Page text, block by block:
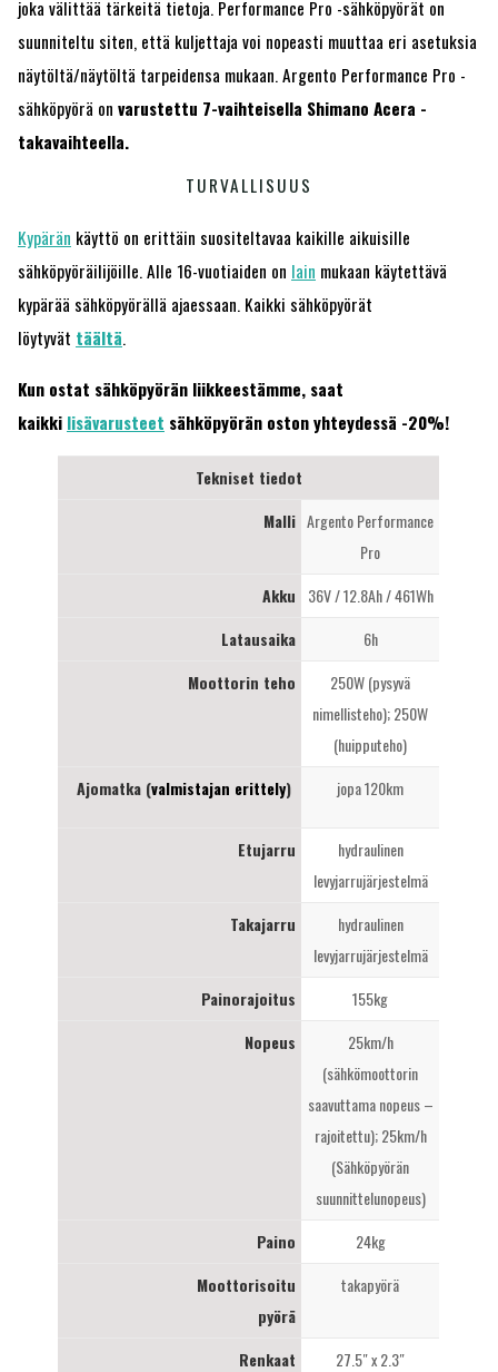
joka välittää tärkeitä tietoja. Performance Pro -sähköpyörät on
suunniteltu siten, että kuljettaja voi nopeasti muuttaa eri asetuksia
näytöltä/näytöltä tarpeidensa mukaan. Argento Performance Pro -
sähköpyörä onvarustettu 7-vaihteisella Shimano Acera -
takavaihteella.
TURVALLISUUS
Kypärän käyttö on erittäin suositeltavaa kaikille aikuisille
sähköpyöräilijöille. Alle 16-vuotiaiden on lain mukaan käytettävä
kypärää sähköpyörällä ajaessaan. Kaikki sähköpyörät
löytyvät täältä.
Kun ostat sähköpyörän liikkeestämme, saat
kaikki lisävarusteet sähköpyörän oston yhteydessä -20%!
Tekniset tiedot
Malli Argento Performance
Pro
Akku
36V / 12.8Ah / 461Wh
Latausaika
6h
Moottorin teho
250W (pysyvä
nimellisteho); 250W
(huipputeho)
Ajomatka (valmistajan erittely) jopa 120km
Etujarru
hydraulinen
levyjarrujärjestelmä
Takajarru
hydraulinen
levyjarrujärjestelmä
Painorajoitus
155kg
Nopeus
25km/h
(sähkömoottorin
saavuttama nopeus –
rajoitettu); 25km/h
(Sähköpyörän
suunnittelunopeus)
Paino
24kg
Moottorisoitu
pyörä
takapyörä
Renkaat
27.5″ x 2.3″